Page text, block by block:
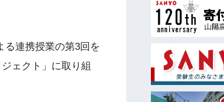
る連携授業の第3回を
ェクト」に取り組